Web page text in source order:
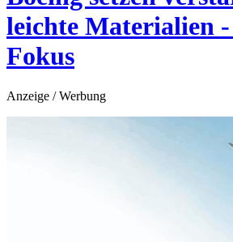
leichte Materialien
Fokus
Anzeige / Werbung